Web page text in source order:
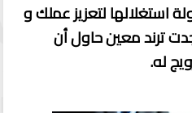
استغلالها لتعزيز عملك و
ترند معين حاول أن
له.